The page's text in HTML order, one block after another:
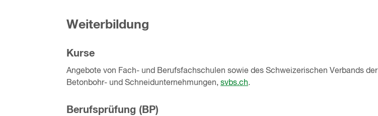
Weiterbildung
Kurse
Angebote von Fach- und Berufsfachschulen sowie des Schweizerischen Verbands der
Betonbohr- und Schneidunternehmungen, svbs.ch.
Berufsprüfung (BP)